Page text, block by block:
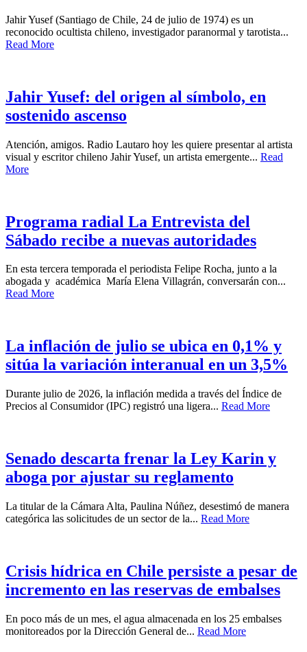
Jahir Yusef (Santiago de Chile, 24 de julio de 1974) es un
reconocido ocultista chileno, investigador paranormal y tarotista...
Read More
Jahir Yusef: del origen al símbolo, en
sostenido ascenso
Atención, amigos. Radio Lautaro hoy les quiere presentar al artista
visual y escritor chileno Jahir Yusef, un artista emergente... Read
More
Programa radial La Entrevista del
Sábado recibe a nuevas autoridades
En esta tercera temporada el periodista Felipe Rocha, junto a la
abogada y académica María Elena Villagrán, conversarán con...
Read More
La inflación de julio se ubica en 0,1% y
sitúa la variación interanual en un 3,5%
Durante julio de 2026, la inflación medida a través del Índice de
Precios al Consumidor (IPC) registró una ligera... Read More
Senado descarta frenar la Ley Karin y
aboga por ajustar su reglamento
La titular de la Cámara Alta, Paulina Núñez, desestimó de manera
categórica las solicitudes de un sector de la... Read More
Crisis hídrica en Chile persiste a pesar de
incremento en las reservas de embalses
En poco más de un mes, el agua almacenada en los 25 embalses
monitoreados por la Dirección General de... Read More